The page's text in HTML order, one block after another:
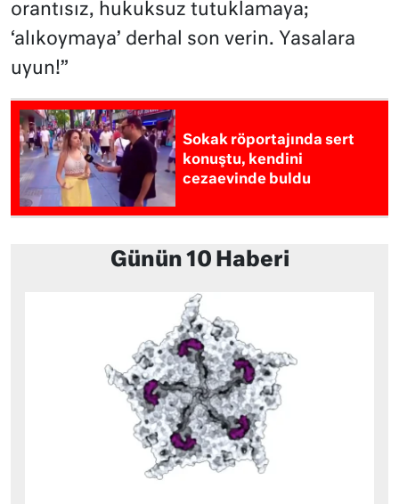
orantısız, hukuksuz tutuklamaya;
‘alıkoymaya’ derhal son verin. Yasalara
uyun!”
Sokak röportajında sert
konuştu, kendini
cezaevinde buldu
Günün 10 Haberi